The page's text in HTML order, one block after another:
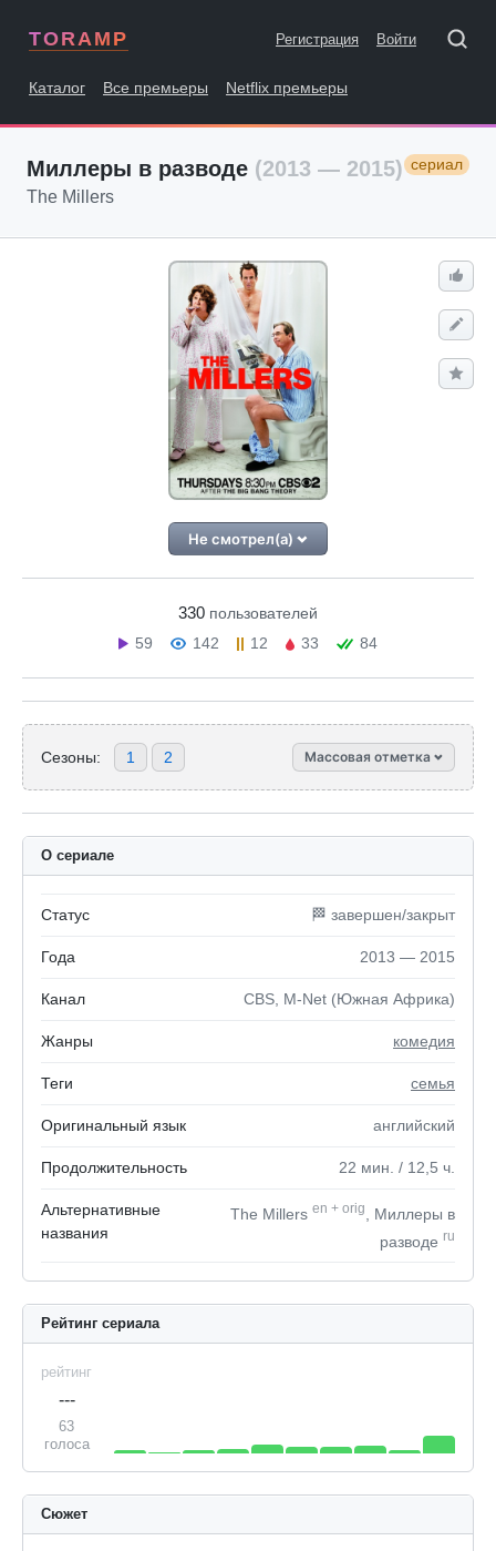
TORAMP Регистрация Войти
Каталог Все премьеры Netflix премьеры
Миллеры в разводе (2013 — 2015) сериал
The Millers
Не смотрел(а)
330 пользователей
59
142 12 33 84
Сезоны: 1 2 Массовая отметка
О сериале
Статус 🏁 завершен/закрыт
Года 2013 — 2015
Канал CBS, M-Net (Южная Африка)
Жанры комедия
Теги семья
Оригинальный язык английский
Продолжительность 22 мин. / 12,5 ч.
Альтернативные
названия
The Millers en + orig
, Миллеры в
разводе ru
Рейтинг сериала
рейтинг
---
63
голоса
Сюжет